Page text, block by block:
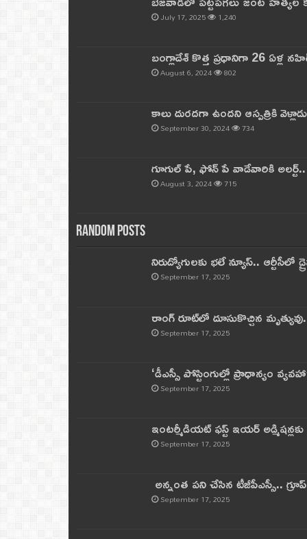
July 17, 2025 1,240
బంగ్లాదేశ్ కొత్త ప్రధానిగా 26 ఏళ్ల
August 6, 2024 802
కాలు దురదగా ఉందని ఆస్పత్రికి
September 30, 2024 734
గూగుల్ పే, ఫోన్ పే వాడేవారికి
August 3, 2024 715
Random Posts
నిరుద్యోగులకు భలే న్యూస్.. ఆర్టీసీలో
September 17, 2025
రాంగ్ రూట్‌లో దూసుకొచ్చిన
September 17, 2025
‘డీఎస్సీ పోస్టింగుల్లో ప్రాధాన్యం
September 17, 2025
ఇంటర్మీడియట్ ఫస్ట్‌ ఇయర్‌
September 17, 2025
అన్నంత పని చేసిన టీజీపీఎస్సీ..
September 17, 2025